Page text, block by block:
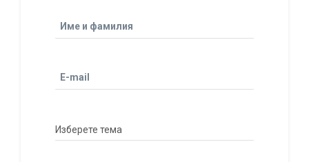
Име и фамилия
E-mail